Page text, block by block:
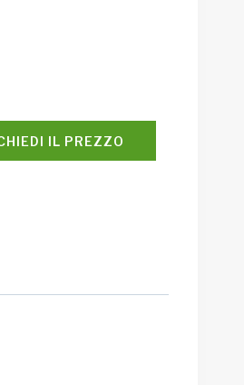
IL PREZZO